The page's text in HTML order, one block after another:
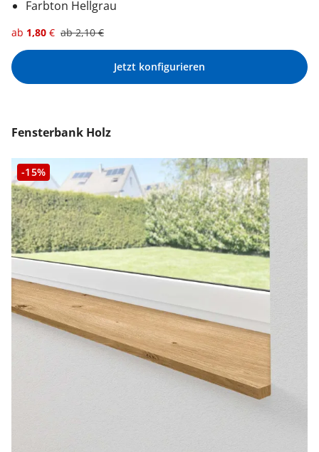
Farbton Hellgrau
ab 1,80 € ab2,10€
Jetzt konfigurieren
Fensterbank Holz
-15%